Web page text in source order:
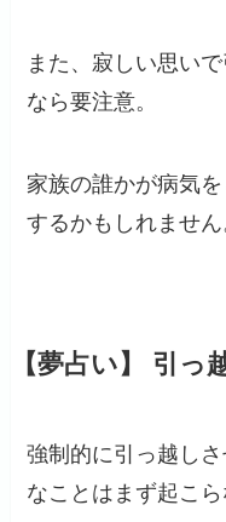
また、寂しい思い
なら要注意。
家族の誰かが病気
するかもしれませ
【夢占い】 引っ
強制的に引っ越し
なことはまず起こら